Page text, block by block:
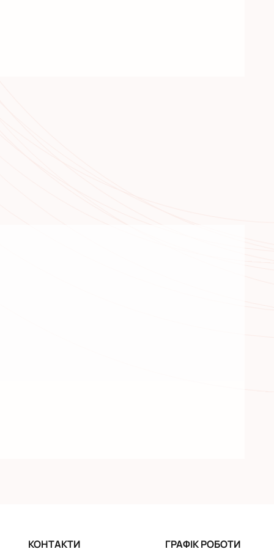
КОНТАКТИ ГРАФІК РОБОТИ